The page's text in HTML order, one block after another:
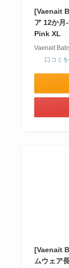
[Vaenait
ア 12か
Pink XL
Vaenait
口コミ
[Vaenait
ムウェア